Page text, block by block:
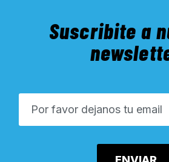
Suscribite a